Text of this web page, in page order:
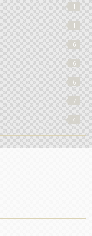
1
1
6
6
6
7
4